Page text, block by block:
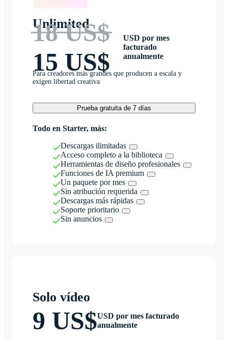
Unlimited
18 US$
15 US$
USD por mes
facturado
anualmente
Para creadores más grandes que producen a escala y
exigen libertad creativa
Prueba gratuita de 7 días
Todo en Starter, más:
Descargas ilimitadas
Acceso completo a la biblioteca
Herramientas de diseño profesionales
Funciones de IA premium
Un paquete por mes
Sin atribución requerida
Descargas más rápidas
Soporte prioritario
Sin anuncios
Solo vídeo
9 US$USD por mes facturado
anualmente